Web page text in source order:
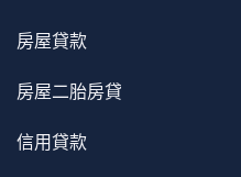
房屋貸款
房屋二胎房貸
信用貸款